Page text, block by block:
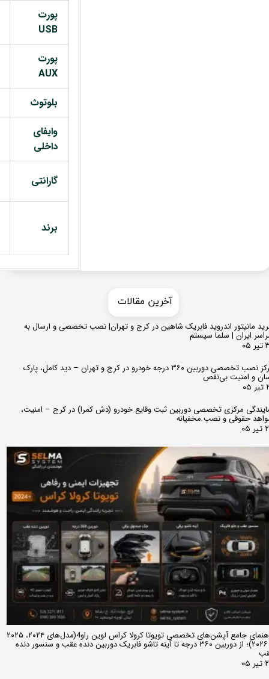
پورت
USB
پورت
AUX
بلوتوث
وایفای
داخلی
گارانتی
برند
مانیتور اندروید فابریک شاهین در کرج و تهران| نصب تخصصی و ارسال به
ایران | سلما سیستم
مرکز نصب تخصصی دوربین ۳۶۰ درجه خودرو در کرج و تهران – دید کامل، پارک
و امنیت بی‌نقص
مرکزی تخصصی دوربین ثبت وقایع خودرو (دش کمرا) در کرج – امنیت،
حقوقی و نصب مخفیانه
راهنمای جامع آپشن‌های تخصصی تویوتا کرولا کراس لوین راو4(مدل‌های ۲۰۲۴، ۲۰۲۵
و ۲۰۲۶)؛ از دوربین ۳۶۰ درجه تا آینه تاشو فابریک دوربین دنده عقب و سنسور دنده
​​آخرین مقالات